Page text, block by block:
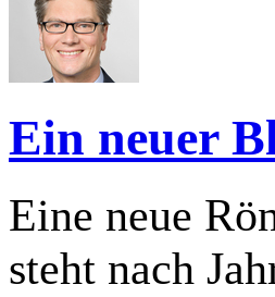
Ein neuer
Eine neue
steht nach